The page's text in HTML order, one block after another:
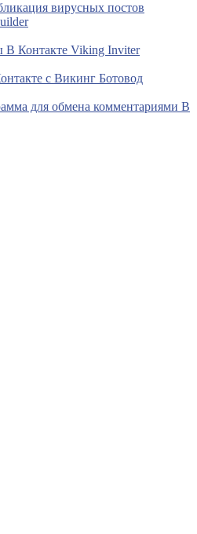
вирусных постов
В Контакте Viking Inviter
с Викинг Ботовод
для обмена комментариями В